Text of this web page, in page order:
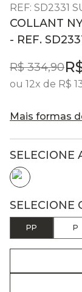
REF: SD2331
COLLANT
- REF.
R$ 334,90
ou 12x de R$
Mais formas
PP P